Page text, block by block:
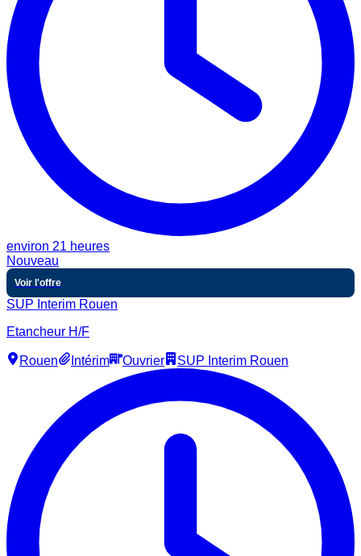
environ 21 heures
Nouveau
Voir l'offre
SUP Interim Rouen
Etancheur H/F
Rouen Intérim Ouvrier SUP Interim Rouen